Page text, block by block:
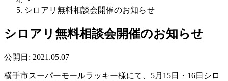
シロアリ無料相談会開催のお知らせ
シロアリ無料相談会開催のお知らせ
公開日: 2021.05.07
横手市スーパーモールラッキー様にて、5月15日・16日シロ